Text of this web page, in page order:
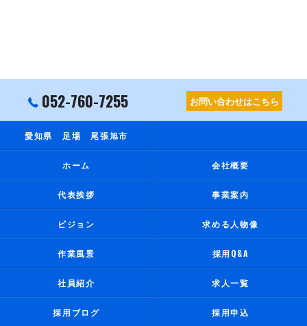
052-760-7255 お問い合わせはこちら
愛知県 足場 尾張旭市
ホーム 会社概要
代表挨拶 事業案内
ビジョン 求める人物像
作業風景 採用Q&A
社員紹介 求人一覧
採用ブログ 採用申込